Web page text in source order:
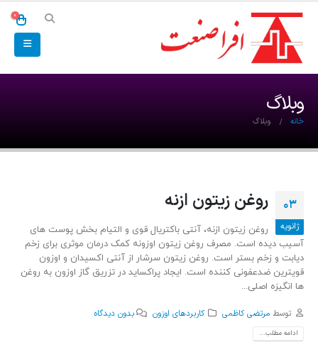
0
وبلاگ
خانه وبلاگ
03
ژانویه
روغن زیتون ازنه
روغن زیتون ازنه، آنتی باکتریال قوی و التیام بخش پوست های
آسیب دیده است. مصرف روغن زیتون اوزونه کمک درمان موثری برای زخم
دیابت و زخم بستر است. روغن زیتون سرشار از آنتی اکسیدان و اوزون
قویترین ضدعفونی کننده است. ایجاد پراکساید در تزریق گاز اوزون به روغن
ها انگیزه اصلی...
توسط مرتضی کاظمی کاربردهای اوزون بدون دیدگاه
ادامه مطلب...